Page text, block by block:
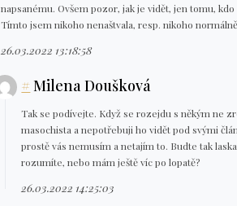
napsanému. Ovšem pozor, jak je vidět, jen tomu,
Tímto jsem nikoho nenaštvala, resp. nikoho
26.03.2022 13:18:58
#Milena Doušková
Tak se podívejte. Když se rozejdu s někým ne
masochista a nepotřebuji ho vidět pod svými
prostě vás nemusím a netajím to. Budte tak
rozumíte, nebo mám ještě víc po lopatě?
26.03.2022 14:25:03